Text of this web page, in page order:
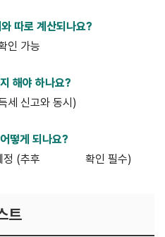
따로 계산되나요?
인 가능
해야 하나요?
세 신고와 동시)
떻게 되나요?
(추후
확인 필수)
트